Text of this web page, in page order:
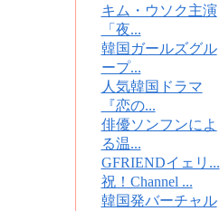
キム・ウソク主演
「夜...
韓国ガールズグル
ープ...
人気韓国ドラマ
『恋の...
俳優ソンフンによ
る温...
GFRIENDイェリ...
祝！Channel ...
韓国発バーチャル